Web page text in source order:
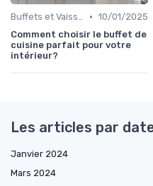
Buffets et Vaisseliers • 10/01/2025
Comment choisir le buffet de
cuisine parfait pour votre
intérieur?
Les articles par
Janvier 2024
Mars 2024